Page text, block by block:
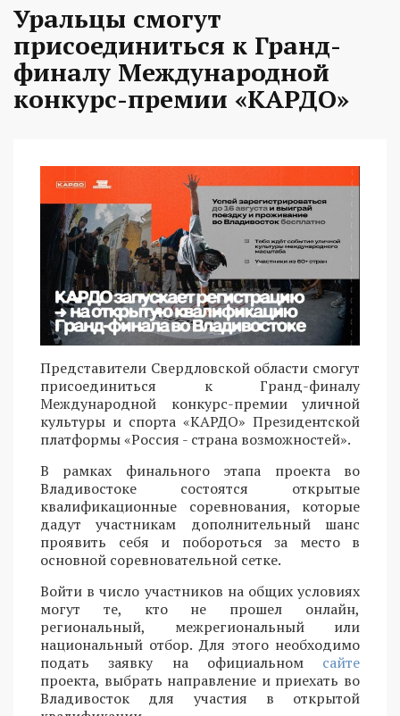
Уральцы смогут
присоединиться к Гранд-
финалу Международной
конкурс-премии «КАРДО»
Представители Свердловской области смогут
присоединиться к Гранд-финалу
Международной конкурс-премии уличной
культуры и спорта «КАРДО» Президентской
платформы «Россия - страна возможностей».
В рамках финального этапа проекта во
Владивостоке состоятся открытые
квалификационные соревнования, которые
дадут участникам дополнительный шанс
проявить себя и побороться за место в
основной соревновательной сетке.
Войти в число участников на общих условиях
могут те, кто не прошел онлайн,
региональный, межрегиональный или
национальный отбор. Для этого необходимо
подать заявку на официальном сайте
проекта, выбрать направление и приехать во
Владивосток для участия в открытой